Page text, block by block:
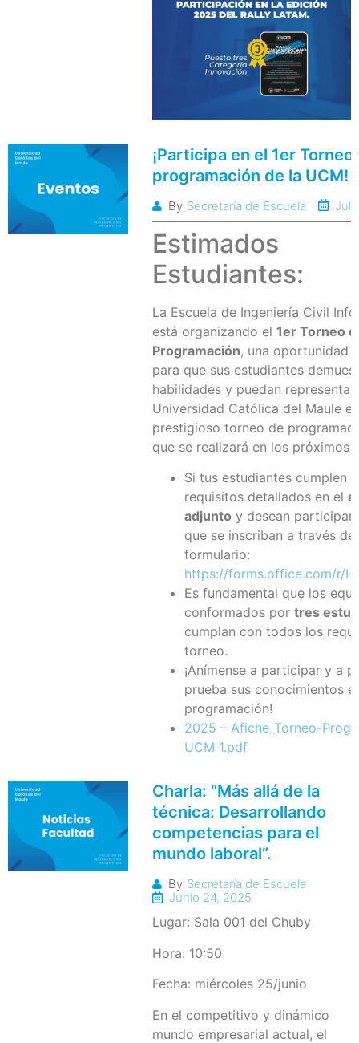
¡Participa en el 1er Torneo
programación de la UCM!
By Secretaría de Escuela
Estimados
Estudiantes:
La Escuela de Ingeniería Civil
está organizando el 1er Torneo
Programación, una oportunidad
para que sus estudiantes
habilidades y puedan representar
Universidad Católica del Maule
prestigioso torneo de
que se realizará en los próximos
Si tus estudiantes cumplen
requisitos detallados en el
adjunto y desean
que se inscriban a través
formulario:
https://forms.office.com/r/
Es fundamental que los
conformados por tres
cumplan con todos los
torneo.
¡Anímense a participar y a
prueba sus conocimientos
programación!
2025 – Afiche_Torneo-
UCM 1.pdf
Charla: “Más allá de la
técnica: Desarrollando
competencias para el
mundo laboral”.
By Secretaría de Escuela
Junio 24, 2025
Lugar: Sala 001 del Chuby
Hora: 10:50
Fecha: miércoles 25/junio
En el competitivo y dinámico
mundo empresarial actual, el